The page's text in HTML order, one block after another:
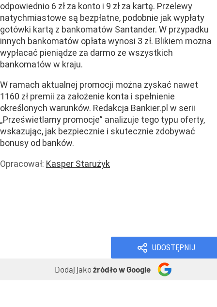
odpowiednio 6 zł za konto i 9 zł za kartę. Przelewy
natychmiastowe są bezpłatne, podobnie jak wypłaty
gotówki kartą z bankomatów Santander. W przypadku
innych bankomatów opłata wynosi 3 zł. Blikiem można
wypłacać pieniądze za darmo ze wszystkich
bankomatów w kraju.
W ramach aktualnej promocji można zyskać nawet
1160 zł premii za założenie konta i spełnienie
określonych warunków. Redakcja Bankier.pl w serii
„Prześwietlamy promocje” analizuje tego typu oferty,
wskazując, jak bezpiecznie i skutecznie zdobywać
bonusy od banków.
Opracował: Kasper Starużyk
UDOSTĘPNIJ
Dodaj jakoźródło w Google